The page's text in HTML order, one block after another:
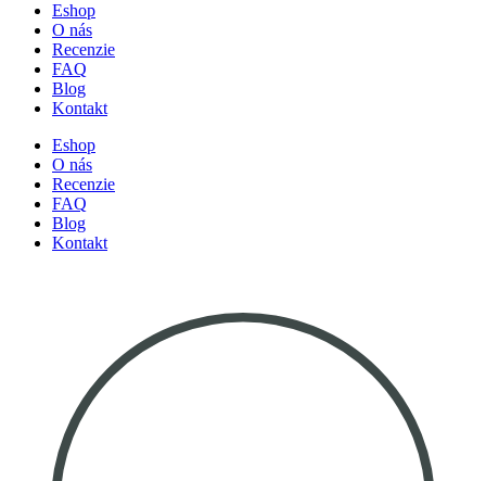
Eshop
O nás
Recenzie
FAQ
Blog
Kontakt
Eshop
O nás
Recenzie
FAQ
Blog
Kontakt